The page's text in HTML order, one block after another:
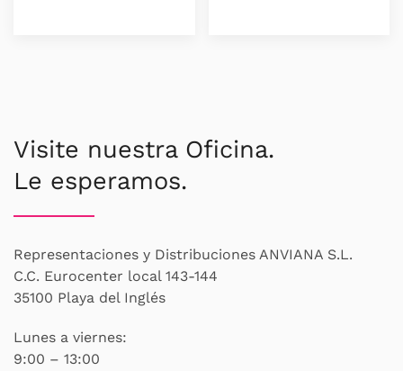
Visite nuestra Oficina.
Le esperamos.
Representaciones y Distribuciones ANVIANA S.L.
C.C. Eurocenter local 143-144
35100 Playa del Inglés
Lunes a viernes:
9:00 – 13:00